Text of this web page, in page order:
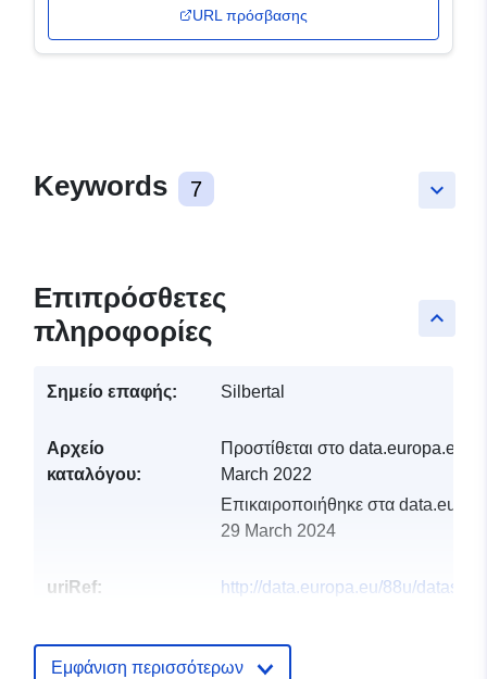
URL πρόσβασης
keyboard_arrow_down
Keywords 7
keyboard_arrow_up
Επιπρόσθετες
πληροφορίες
Σημείο επαφής: Silbertal
Αρχείο
καταλόγου:
Προστίθεται στο data.europa.eu:
March 2022
Επικαιροποιήθηκε στα
29 March 2024
uriRef:
http://data.europa.eu/88u/
Εμφάνιση περισσότερων